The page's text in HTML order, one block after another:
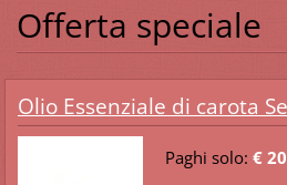
Offerta speciale
Olio Essenziale di carota
Paghi solo: €